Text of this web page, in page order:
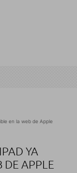
en la web de Apple
YA
DE APPLE